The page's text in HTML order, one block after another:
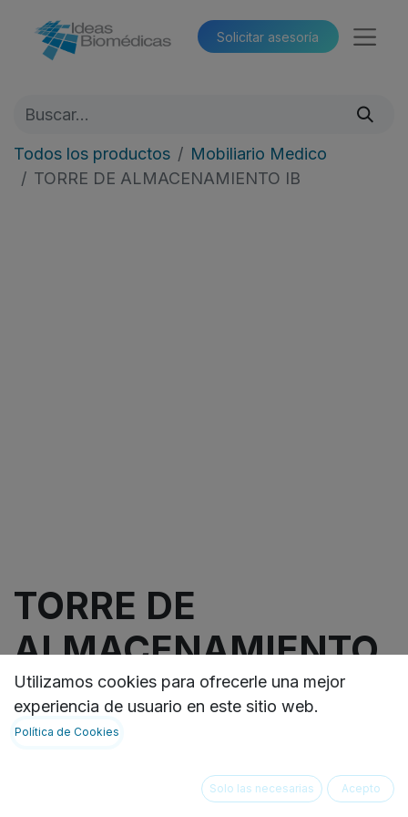
Solicitar asesoría​​
Todos los productos
Mobiliario Medico
TORRE DE ALMACENAMIENTO IB
TORRE DE
ALMACENAMIENTO
IB
🔹Capacidad de carga mínimo de 25kg por
🔹Dimensiones ancho 75cm, profundo 53cm, alto
Utilizamos cookies para ofrecerle una mejor
experiencia de usuario en este sitio web.
Política de Cookies
Solo las necesarias Acepto